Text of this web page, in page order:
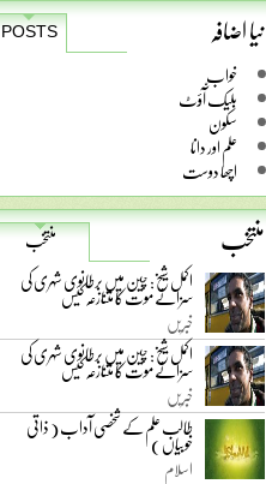
نیا اضافہ
POSTS
خواب
بلیک آّؤٹ
سکون
علم اور دانا
اچھا دوست
منتخب
منتخب
اکمل شیخ: چین میں برطانوی شہری کی
سزائے موت کا متنازعہ کیس
خبریں
اکمل شیخ: چین میں برطانوی شہری کی
سزائے موت کا متنازعہ کیس
خبریں
طالب علم کے شخصی آداب ( ذاتی
خوبیاں )
اسلام